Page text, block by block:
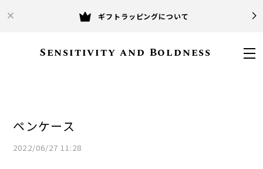
ギフトラッピングについて
Sensitivity and Boldness
ペンケース
2022/06/27 11:28